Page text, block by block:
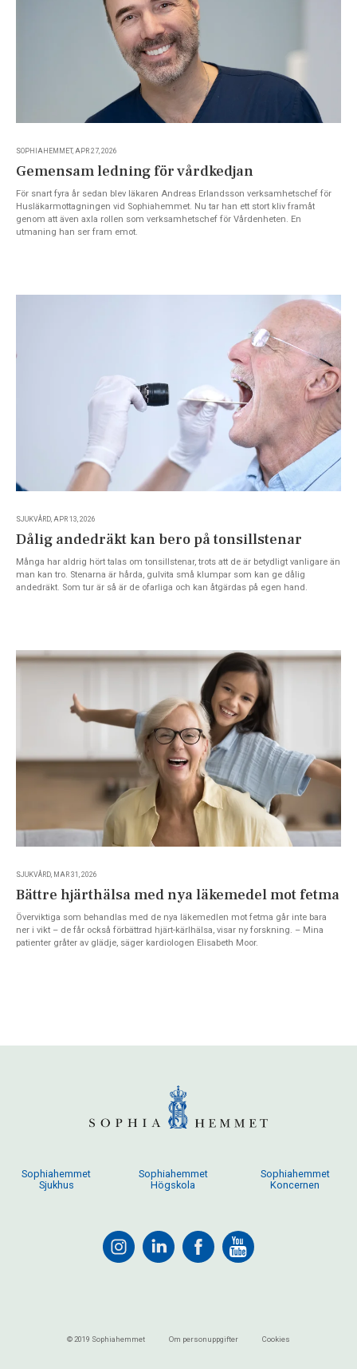
SOPHIAHEMMET, APR 27, 2026
Gemensam ledning för vårdkedjan
För snart fyra år sedan blev läkaren Andreas Erlandsson verksamhetschef för
Husläkarmottagningen vid Sophiahemmet. Nu tar han ett stort kliv framåt
genom att även axla rollen som verksamhetschef för Vårdenheten. En
utmaning han ser fram emot.
SJUKVÅRD, APR 13, 2026
Dålig andedräkt kan bero på tonsillstenar
Många har aldrig hört talas om tonsillstenar, trots att de är betydligt vanligare än
man kan tro. Stenarna är hårda, gulvita små klumpar som kan ge dålig
andedräkt. Som tur är så är de ofarliga och kan åtgärdas på egen hand.
SJUKVÅRD, MAR 31, 2026
Bättre hjärthälsa med nya läkemedel mot fetma
Överviktiga som behandlas med de nya läkemedlen mot fetma går inte bara
ner i vikt – de får också förbättrad hjärt-kärlhälsa, visar ny forskning. – Mina
patienter gråter av glädje, säger kardiologen Elisabeth Moor.
Sophiahemmet
Sjukhus
Sophiahemmet
Högskola
Sophiahemmet
Koncernen
© 2019 Sophiahemmet Om personuppgifter Cookies